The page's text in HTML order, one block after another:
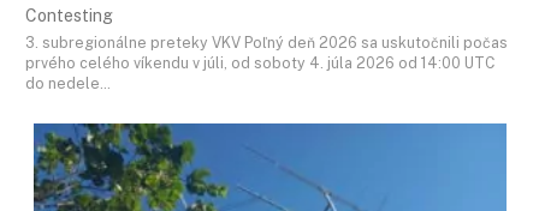
Contesting
3. subregionálne preteky VKV Poľný deň 2026 sa uskutočnili počas
prvého celého víkendu v júli, od soboty 4. júla 2026 od 14:00 UTC
do nedele…